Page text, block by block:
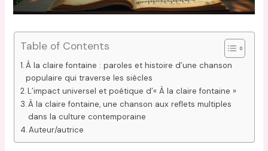
Table of Contents
À la claire fontaine : paroles et histoire d’une chanson
populaire qui traverse les siècles
L’impact universel et poétique d’« À la claire fontaine »
À la claire fontaine, une chanson aux reflets multiples
dans la culture contemporaine
Auteur/autrice